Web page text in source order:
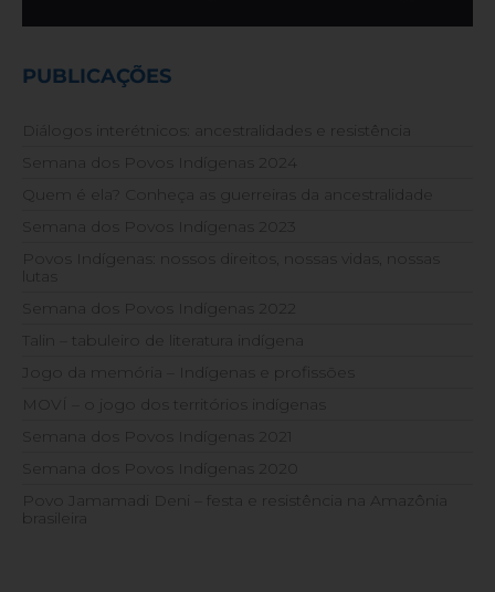
PUBLICAÇÕES
Diálogos interétnicos: ancestralidades e resistência
Semana dos Povos Indígenas 2024
Quem é ela? Conheça as guerreiras da ancestralidade
Semana dos Povos Indígenas 2023
Povos Indígenas: nossos direitos, nossas vidas, nossas
lutas
Semana dos Povos Indígenas 2022
Talin – tabuleiro de literatura indígena
Jogo da memória – Indígenas e profissões
MOVÍ – o jogo dos territórios indígenas
Semana dos Povos Indígenas 2021
Semana dos Povos Indígenas 2020
Povo Jamamadi Deni – festa e resistência na Amazônia
brasileira